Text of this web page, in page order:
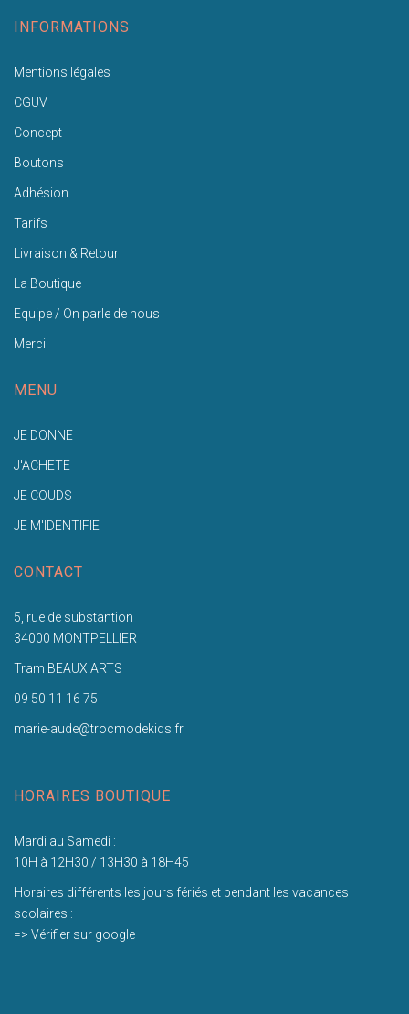
INFORMATIONS
Mentions légales
CGUV
Concept
Boutons
Adhésion
Tarifs
Livraison & Retour
La Boutique
Equipe / On parle de nous
Merci
MENU
JE DONNE
J'ACHETE
JE COUDS
JE M'IDENTIFIE
CONTACT
5, rue de substantion
34000 MONTPELLIER
Tram BEAUX ARTS
09 50 11 16 75
marie-aude@trocmodekids.fr
HORAIRES BOUTIQUE
Mardi au Samedi :
10H à 12H30 / 13H30 à 18H45
Horaires différents les jours fériés et pendant les vacances
scolaires :
=> Vérifier sur google